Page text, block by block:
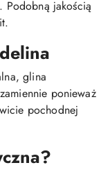
Podobną jakością
glina
ponieważ
pochodnej